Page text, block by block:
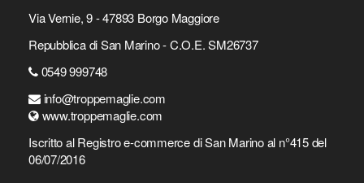
Via Vernie, 9 - 47893 Borgo Maggiore
Repubblica di San Marino - C.O.E. SM26737
0549 999748
info@troppemaglie.com
www.troppemaglie.com
Iscritto al Registro e-commerce di San Marino al n°415 del
06/07/2016